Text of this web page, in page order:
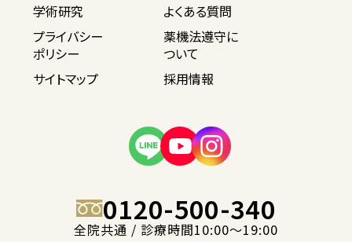
学術研究
よくある質問
プライバシー
ポリシー
薬機法遵守に
ついて
サイトマップ
採用情報
0120-500-340
全院共通 / 診療時間10:00〜19:00